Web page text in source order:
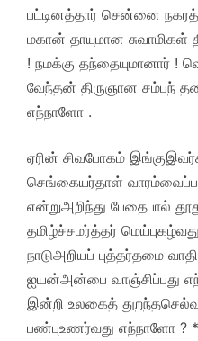
பட்டினத்தார் சென்னை
மகான் தாயுமான சுவாமிகள்
! நமக்கு தந்தையுமானார் !
வேந்தன் திருஞான சம்பந்
எந்நாளோ .
ஏரின் சிவபோகம்
செங்கையர்தாள்
என்றுஅறிந்து பேதைபால்
தமிழ்ச்சமர்த்தர்
நாடுஅறியப் புத்தர்தமை
ஐயன்அன்பை வாஞ்சிப்பது
இன்றி உலகைத் துறந்தசெல்வப்
பண்புஉணர்வது எந்நாளோ